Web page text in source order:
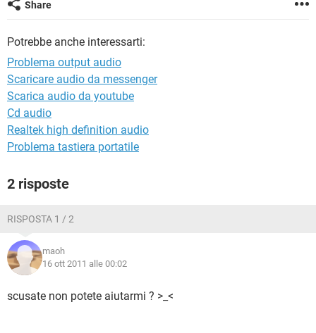
Share
Potrebbe anche interessarti:
Problema output audio
Scaricare audio da messenger
Scarica audio da youtube
Cd audio
Realtek high definition audio
Problema tastiera portatile
2 risposte
RISPOSTA 1 / 2
maoh
16 ott 2011 alle 00:02
scusate non potete aiutarmi ? >_<